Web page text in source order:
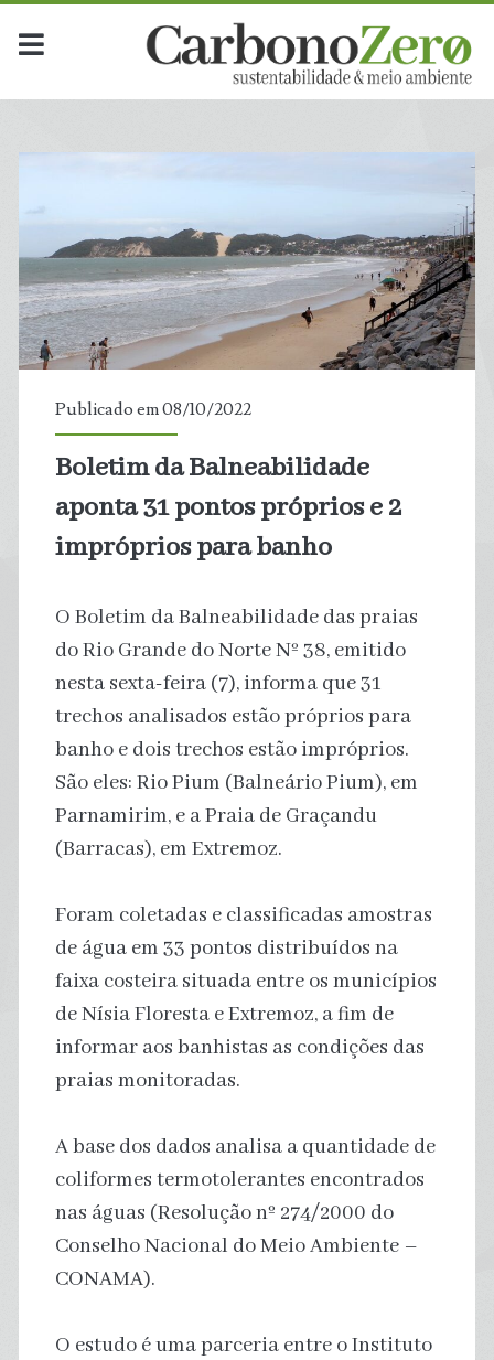
Publicado em 08/10/2022
Boletim da Balneabilidade
aponta 31 pontos próprios e 2
impróprios para banho
O Boletim da Balneabilidade das praias
do Rio Grande do Norte Nº 38, emitido
nesta sexta-feira (7), informa que 31
trechos analisados estão próprios para
banho e dois trechos estão impróprios.
São eles: Rio Pium (Balneário Pium), em
Parnamirim, e a Praia de Graçandu
(Barracas), em Extremoz.
Foram coletadas e classificadas amostras
de água em 33 pontos distribuídos na
faixa costeira situada entre os municípios
de Nísia Floresta e Extremoz, a fim de
informar aos banhistas as condições das
praias monitoradas.
A base dos dados analisa a quantidade de
coliformes termotolerantes encontrados
nas águas (Resolução nº 274/2000 do
Conselho Nacional do Meio Ambiente –
CONAMA).
O estudo é uma parceria entre o Instituto